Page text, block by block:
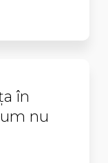
în
nu